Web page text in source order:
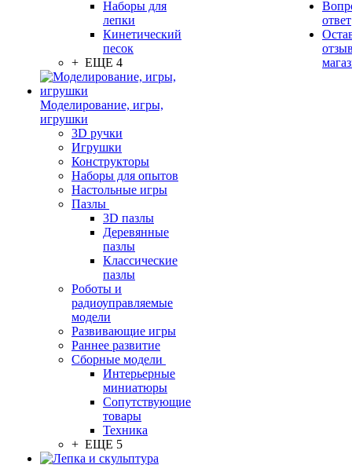
Наборы для
лепки
Кинетический
песок
+ ЕЩЕ 4
Моделирование, игры,
игрушки
3D ручки
Игрушки
Конструкторы
Наборы для опытов
Настольные игры
Пазлы
3D пазлы
Деревянные
пазлы
Классические
пазлы
Роботы и
радиоуправляемые
модели
Развивающие игры
Раннее развитие
Сборные модели
Интерьерные
миниатюры
Сопутствующие
товары
Техника
+ ЕЩЕ 5
ответ